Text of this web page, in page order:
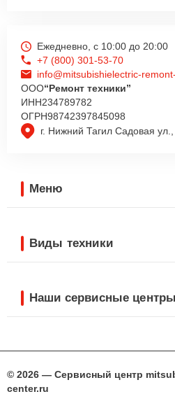
г. Нижний Тагил Садовая
Ежедневно, с 10:00 до 20:00
+7 (800) 301-53-70
info@mitsubishielectric-
ООО“Ремонт техники”
ИНН234789782
ОГРН98742397845098
Меню
Виды техники
Наши сервисные центры
© 2026 — Сервисный центр
center.ru